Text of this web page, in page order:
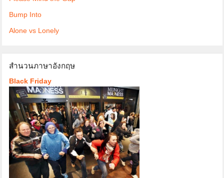
Bump Into
Alone vs Lonely
สำนวนภาษาอังกฤษ
Black Friday